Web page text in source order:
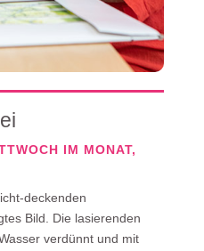
IM MONAT,
deckenden
Bild. Die lasierenden
verdünnt und mit